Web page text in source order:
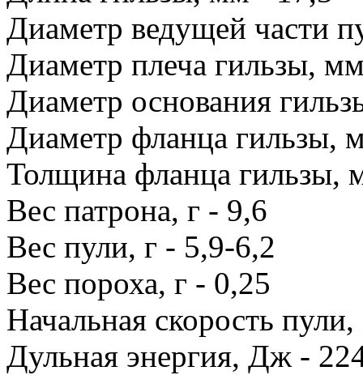
Диаметр ведущей части
Диаметр плеча гильзы,
Диаметр основания
Диаметр фланца гильзы,
Толщина фланца гильзы,
Вес патрона, г - 9,6
Вес пули, г - 5,9-6,2
Вес пороха, г - 0,25
Начальная скорость
Дульная энергия, Дж -